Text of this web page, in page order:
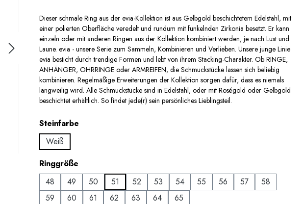
Dieser schmale Ring aus der evia-Kollektion ist aus Gelbgold beschichtetem Edelstahl, mit
einer polierten Oberfläche veredelt und rundum mit funkelnden Zirkonia besetzt. Er kann
einzeln oder mit anderen Ringen aus der Kollektion kombiniert werden, je nach Lust und
Laune. evia - unsere Serie zum Sammeln, Kombinieren und Verlieben. Unsere junge Linie
evia besticht durch trendige Formen und lebt von ihrem Stacking-Charakter. Ob RINGE,
ANHÄNGER, OHRRINGE oder ARMREIFEN, die Schmuckstücke lassen sich beliebig
kombinieren. Regelmäßige Erweiterungen der Kollektion sorgen dafür, dass es niemals
langweilig wird. Alle Schmuckstücke sind in Edelstahl, oder mit Roségold oder Gelbgold
beschichtet erhältlich. So findet jede(r) sein persönliches Lieblingsteil.
Steinfarbe
Weiß
Ringgröße
48
49 50 51 52 53 54 55 56 57
58
59
60 61 62 63 64 65